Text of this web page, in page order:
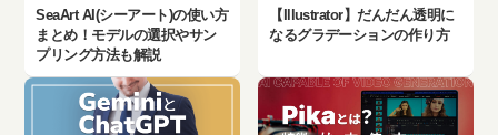
SeaArt AI(シーアート)の使い方
まとめ！モデルの選択やサン
プリング方法も解説
【Illustrator】だんだん透明に
なるグラデーションの作り方